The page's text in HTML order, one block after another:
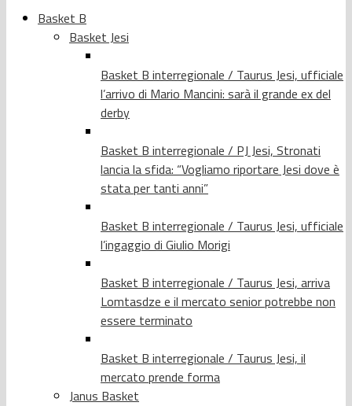
Basket B
Basket Jesi
Basket B interregionale / Taurus Jesi, ufficiale
l’arrivo di Mario Mancini: sarà il grande ex del
derby
Basket B interregionale / PJ Jesi, Stronati
lancia la sfida: “Vogliamo riportare Jesi dove è
stata per tanti anni”
Basket B interregionale / Taurus Jesi, ufficiale
l’ingaggio di Giulio Morigi
Basket B interregionale / Taurus Jesi, arriva
Lomtasdze e il mercato senior potrebbe non
essere terminato
Basket B interregionale / Taurus Jesi, il
mercato prende forma
Janus Basket